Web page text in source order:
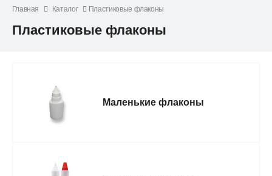
Главная Каталог Пластиковые флаконы
Пластиковые флаконы
Маленькие флаконы